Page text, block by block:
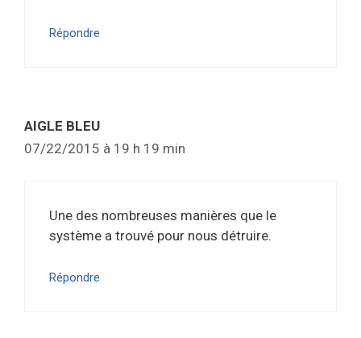
Répondre
AIGLE BLEU
07/22/2015 à 19 h 19 min
Une des nombreuses manières que le
système a trouvé pour nous détruire.
Répondre